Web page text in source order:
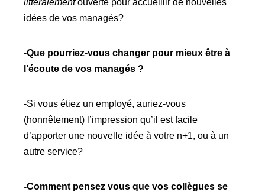
littéralementouverte pour accueillir de nouvelles
idées de vos managés?
-Que pourriez-vous changer pour mieux être à
l’écoute de vos managés ?
-Si vous étiez un employé, auriez-vous
(honnêtement) l’impression qu’il est facile
d’apporter une nouvelle idée à votre n+1, ou à un
autre service?
-Comment pensez vous que vos collègues se